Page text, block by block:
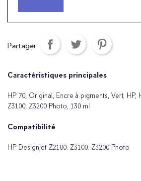
Partager
Caractéristiques principales
HP 70, Original, Encre à pigments, Vert, HP,
Z3100, Z3200 Photo, 130 ml
Compatibilité
HP Designjet Z2100. Z3100. Z3200 Photo